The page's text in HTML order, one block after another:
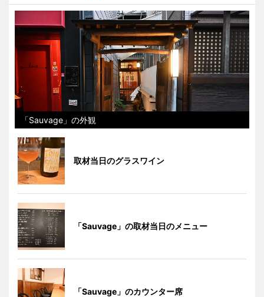
「Sauvage」の外観
取材当日のグラスワイン
「Sauvage」の取材当日のメニュー
「Sauvage」のカウンター席